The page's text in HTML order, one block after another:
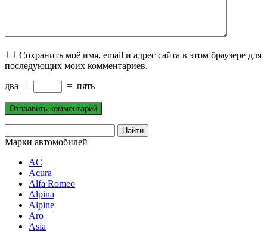
Сохранить моё имя, email и адрес сайта в этом браузере для
последующих моих комментариев.
два + = пять
Марки автомобилей
AC
Acura
Alfa Romeo
Alpina
Alpine
Aro
Asia